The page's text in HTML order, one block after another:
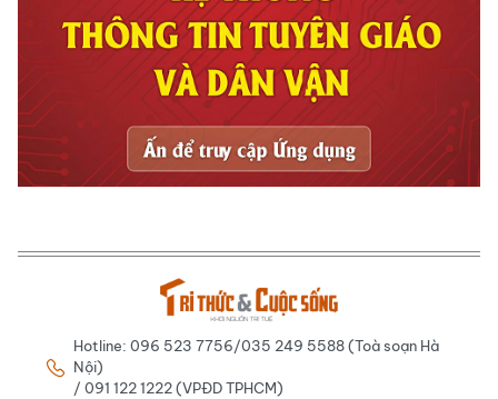
Hotline: 096 523 7756/035 249 5588 (Toà soạn Hà
Nội)
/ 091 122 1222 (VPĐD TPHCM)